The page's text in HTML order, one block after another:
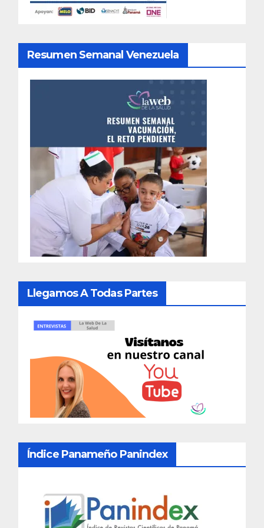
Resumen Semanal Venezuela
Llegamos A Todas Partes
Índice Panameño Panindex